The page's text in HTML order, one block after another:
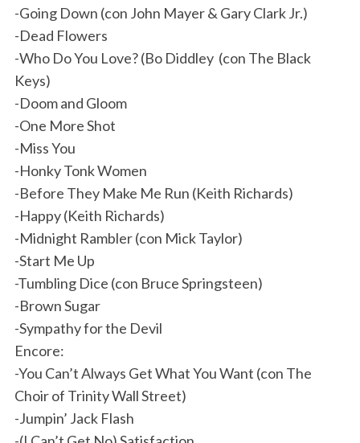
-Going Down (con John Mayer & Gary Clark Jr.)
-Dead Flowers
-Who Do You Love? (Bo Diddley (con The Black
Keys)
-Doom and Gloom
-One More Shot
-Miss You
-Honky Tonk Women
-Before They Make Me Run (Keith Richards)
-Happy (Keith Richards)
-Midnight Rambler (con Mick Taylor)
-Start Me Up
-Tumbling Dice (con Bruce Springsteen)
-Brown Sugar
-Sympathy for the Devil
Encore:
-You Can’t Always Get What You Want (con The
Choir of Trinity Wall Street)
-Jumpin’ Jack Flash